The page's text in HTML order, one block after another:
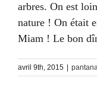
arbres. On est
nature ! On était
Miam ! Le bon
avril 9th, 2015